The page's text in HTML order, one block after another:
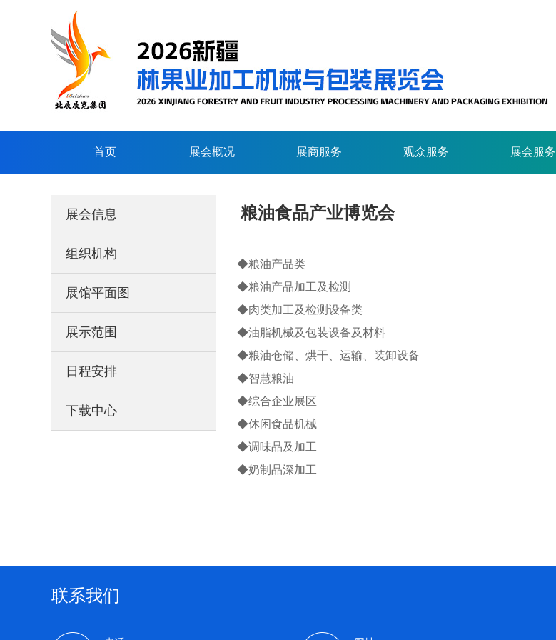
首页 展会概况 展商服务 观众服务 展会服务
展会信息
组织机构
展馆平面图
展示范围
日程安排
下载中心
粮油食品产业博览会
◆粮油产品类
◆粮油产品加工及检测
◆肉类加工及检测设备类
◆油脂机械及包装设备及材料
◆粮油仓储、烘干、运输、装卸设备
◆智慧粮油
◆综合企业展区
◆休闲食品机械
◆调味品及加工
◆奶制品深加工
联系我们